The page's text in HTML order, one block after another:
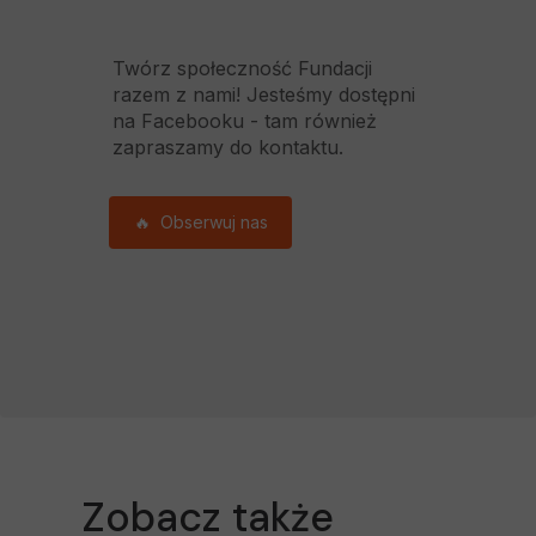
Zobacz także
🔥 Obserwuj nas
Twórz społeczność Fundacji
razem z nami! Jesteśmy dostępni
na Facebooku - tam również
zapraszamy do kontaktu.